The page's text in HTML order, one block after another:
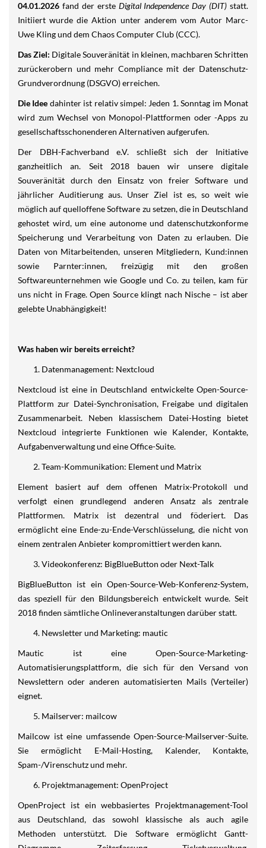
04.01.2026 fand der erste Digital Independence Day (DIT) statt.
Initiiert wurde die Aktion unter anderem vom Autor Marc-
Uwe Kling und dem Chaos Computer Club (CCC).
Das Ziel: Digitale Souveränität in kleinen, machbaren Schritten
zurückerobern und mehr Compliance mit der Datenschutz-
Grundverordnung (DSGVO) erreichen.
Die Idee dahinter ist relativ simpel: Jeden 1. Sonntag im Monat
wird zum Wechsel von Monopol-Plattformen oder -Apps zu
gesellschaftsschonenderen Alternativen aufgerufen.
Der DBH-Fachverband e.V. schließt sich der Initiative
ganzheitlich an. Seit 2018 bauen wir unsere digitale
Souveränität durch den Einsatz von freier Software und
jährlicher Auditierung aus. Unser Ziel ist es, so weit wie
möglich auf quelloffene Software zu setzen, die in Deutschland
gehostet wird, um eine autonome und datenschutzkonforme
Speicherung und Verarbeitung von Daten zu erlauben. Die
Daten von Mitarbeitenden, unseren Mitgliedern, Kund:innen
sowie Parnter:innen, freizügig mit den großen
Softwareunternehmen wie Google und Co. zu teilen, kam für
uns nicht in Frage. Open Source klingt nach Nische – ist aber
gelebte Unabhängigkeit!
Was haben wir bereits erreicht?
Datenmanagement: Nextcloud
Nextcloud ist eine in Deutschland entwickelte Open-Source-
Plattform zur Datei-Synchronisation, Freigabe und digitalen
Zusammenarbeit. Neben klassischem Datei-Hosting bietet
Nextcloud integrierte Funktionen wie Kalender, Kontakte,
Aufgabenverwaltung und eine Office-Suite.
Team-Kommunikation: Element und Matrix
Element basiert auf dem offenen Matrix-Protokoll und
verfolgt einen grundlegend anderen Ansatz als zentrale
Plattformen. Matrix ist dezentral und föderiert. Das
ermöglicht eine Ende-zu-Ende-Verschlüsselung, die nicht von
einem zentralen Anbieter kompromittiert werden kann.
Videokonferenz: BigBlueButton oder Next-Talk
BigBlueButton ist ein Open-Source-Web-Konferenz-System,
das speziell für den Bildungsbereich entwickelt wurde. Seit
2018 finden sämtliche Onlineveranstaltungen darüber statt.
Newsletter und Marketing: mautic
Mautic ist eine Open-Source-Marketing-
Automatisierungsplattform, die sich für den Versand von
Newslettern oder anderen automatisierten Mails (Verteiler)
eignet.
Mailserver: mailcow
Mailcow ist eine umfassende Open-Source-Mailserver-Suite.
Sie ermöglicht E-Mail-Hosting, Kalender, Kontakte,
Spam-/Virenschutz und mehr.
Projektmanagement: OpenProject
OpenProject ist ein webbasiertes Projektmanagement-Tool
aus Deutschland, das sowohl klassische als auch agile
Methoden unterstützt. Die Software ermöglicht Gantt-